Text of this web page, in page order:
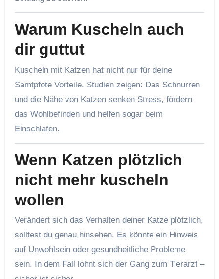
Warum Kuscheln auch
dir guttut
Kuscheln mit Katzen hat nicht nur für deine
Samtpfote Vorteile. Studien zeigen: Das Schnurren
und die Nähe von Katzen senken Stress, fördern
das Wohlbefinden und helfen sogar beim
Einschlafen.
Wenn Katzen plötzlich
nicht mehr kuscheln
wollen
Verändert sich das Verhalten deiner Katze plötzlich,
solltest du genau hinsehen. Es könnte ein Hinweis
auf Unwohlsein oder gesundheitliche Probleme
sein. In dem Fall lohnt sich der Gang zum Tierarzt –